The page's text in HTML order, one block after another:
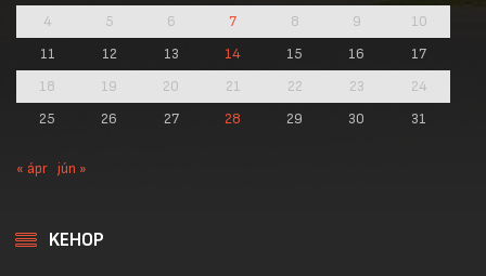
4
5 6 7 8 9
10
11
12 13 14 15 16
17
18
19 20 21 22 23
24
25
26 27 28 29 30 31
« ápr jún »
KEHOP